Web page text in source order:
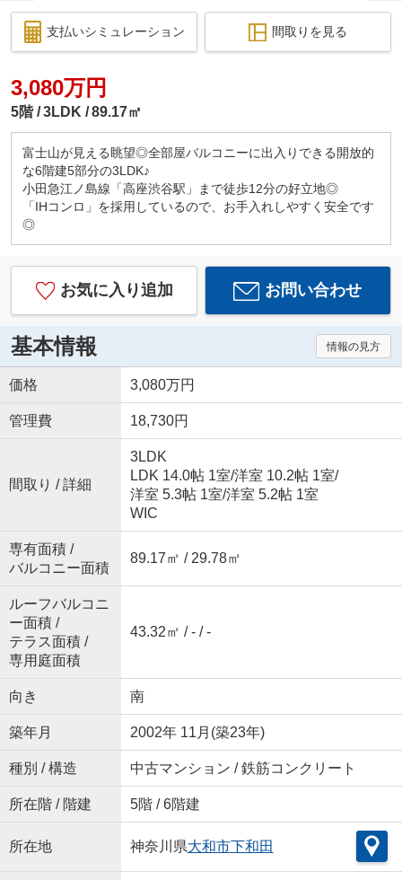
支払いシミュレーション 間取りを見る
3,080万円
5階 3LDK 89.17㎡
富士山が見える眺望◎全部屋バルコニーに出入りできる開放的
な6階建5部分の3LDK♪
小田急江ノ島線「高座渋谷駅」まで徒歩12分の好立地◎
「IHコンロ」を採用しているので、お手入れしやすく安全です
◎
お気に入り追加 お問い合わせ
基本情報 情報の見方
価格 3,080万円
管理費 18,730円
間取り / 詳細
3LDK
LDK 14.0帖 1室/洋室 10.2帖 1室/
洋室 5.3帖 1室/洋室 5.2帖 1室
WIC
専有面積 /
バルコニー面積
89.17㎡ / 29.78㎡
ルーフバルコニ
ー面積 /
テラス面積 /
専用庭面積
43.32㎡ / - / -
向き 南
築年月 2002年 11月(築23年)
種別 / 構造 中古マンション / 鉄筋コンクリート
所在階 / 階建 5階 / 6階建
所在地 神奈川県大和市下和田